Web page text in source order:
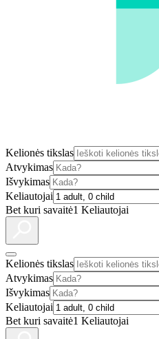
Kelionės tikslas
Atvykimas
Išvykimas
Keliautojai
Bet kuri savaitė1 Keliautojai
Kelionės tikslas
Atvykimas
Išvykimas
Keliautojai
Bet kuri savaitė1 Keliautojai